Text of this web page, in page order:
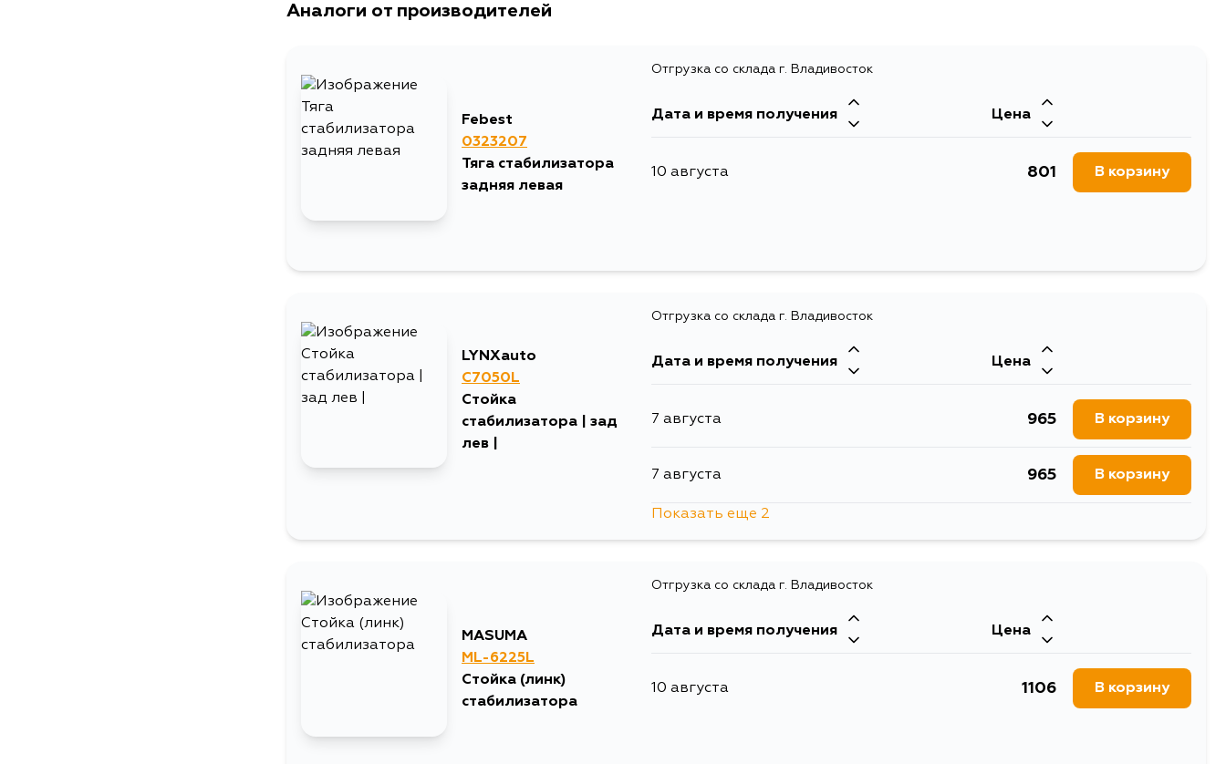
Аналоги от производителей
Febest
0323207
Тяга стабилизатора
задняя левая
Отгрузка со склада г. Владивосток
Дата и время получения Цена
10 августа 801 В корзину
LYNXauto
C7050L
Стойка
стабилизатора | зад
лев |
Отгрузка со склада г. Владивосток
Дата и время получения Цена
7 августа 965 В корзину
7 августа 965 В корзину
4 сентября
Показать еще 2
MASUMA
ML-6225L
Стойка (линк)
стабилизатора
Отгрузка со склада г. Владивосток
Дата и время получения Цена
10 августа 1106 В корзину